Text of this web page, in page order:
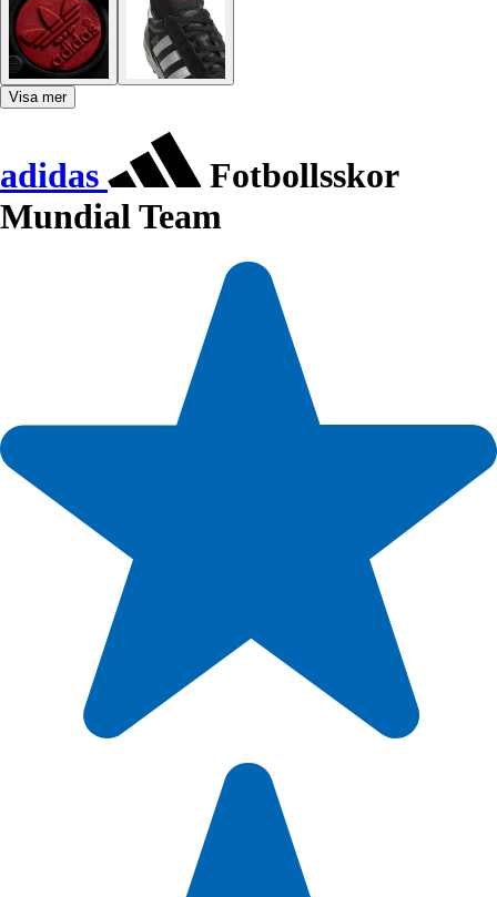
Visa mer
adidas
Fotbollsskor
Mundial Team